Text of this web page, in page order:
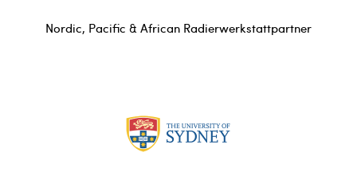
Nordic, Pacific & African Radierwerkstattpartner